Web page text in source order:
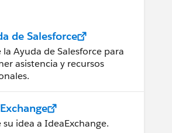
de Salesforce
la Ayuda de Salesforce para
asistencia y recursos
su idea a IdeaExchange.